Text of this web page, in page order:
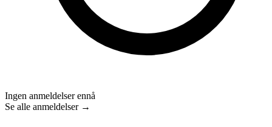
Ingen anmeldelser ennå
Se alle anmeldelser →